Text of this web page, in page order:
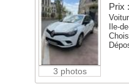
3 photos
Prix :
Ile-